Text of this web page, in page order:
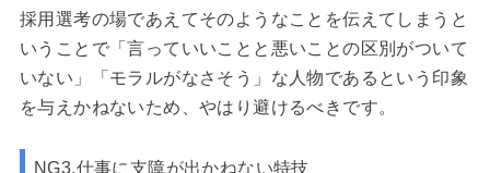
採用選考の場であえてそのようなことを伝えてしまうと
いうことで「言っていいことと悪いことの区別がついて
いない」「モラルがなさそう」な人物であるという印象
を与えかねないため、やはり避けるべきです。
NG3.仕事に支障が出かねない特技